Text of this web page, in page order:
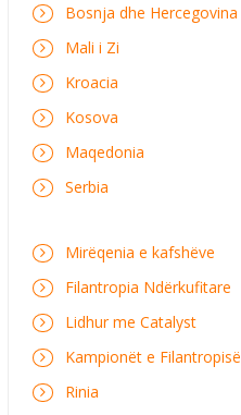
Bosnja dhe Hercegovina
Mali i Zi
Kroacia
Kosova
Maqedonia
Serbia
Mirëqenia e kafshëve
Filantropia Ndërkufitare
Lidhur me Catalyst
Kampionët e Filantropisë
Rinia